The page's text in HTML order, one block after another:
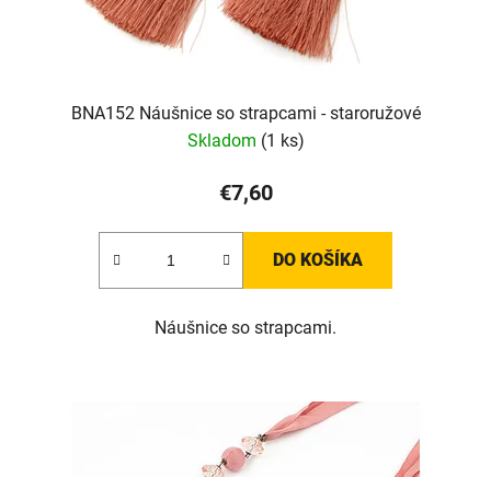
BNA152 Náušnice so strapcami - staroružové
Skladom (1 ks)
€7,60
DO KOŠÍKA
Náušnice so strapcami.